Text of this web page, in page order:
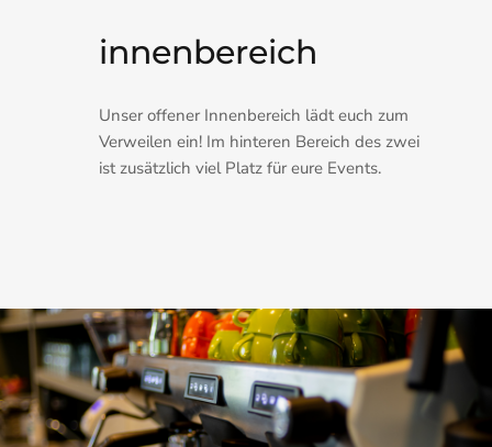
innenbereich
Unser offener Innenbereich lädt euch zum
Verweilen ein! Im hinteren Bereich des zwei
ist zusätzlich viel Platz für eure Events.